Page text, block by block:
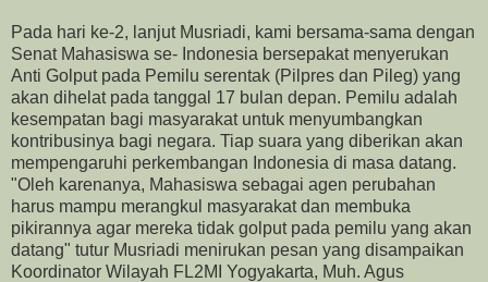
Pada hari ke-2, lanjut Musriadi, kami bersama-sama dengan
Senat Mahasiswa se- Indonesia bersepakat menyerukan
Anti Golput pada Pemilu serentak (Pilpres dan Pileg) yang
akan dihelat pada tanggal 17 bulan depan. Pemilu adalah
kesempatan bagi masyarakat untuk menyumbangkan
kontribusinya bagi negara. Tiap suara yang diberikan akan
mempengaruhi perkembangan Indonesia di masa datang.
"Oleh karenanya, Mahasiswa sebagai agen perubahan
harus mampu merangkul masyarakat dan membuka
pikirannya agar mereka tidak golput pada pemilu yang akan
datang" tutur Musriadi menirukan pesan yang disampaikan
Koordinator Wilayah FL2MI Yogyakarta, Muh. Agus